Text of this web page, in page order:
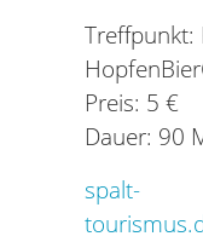
Treffpunkt:
Preis: 5 €
Dauer: 90
spalt-